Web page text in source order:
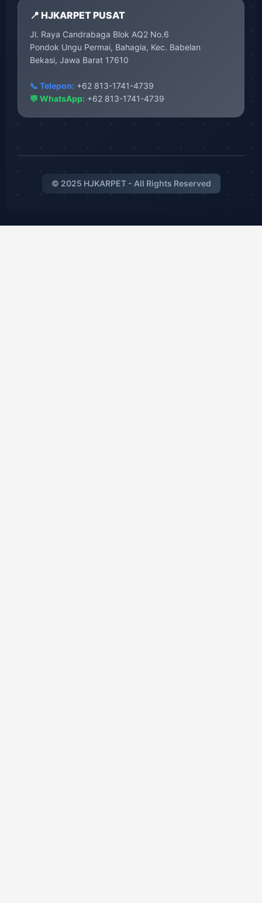
📍 HJKARPET PUSAT
Jl. Raya Candrabaga Blok AQ2 No.6
Pondok Ungu Permai, Bahagia, Kec. Babelan
Bekasi, Jawa Barat 17610
📞 Telepon: +62 813-1741-4739
💬 WhatsApp: +62 813-1741-4739
© 2025 HJKARPET - All Rights Reserved